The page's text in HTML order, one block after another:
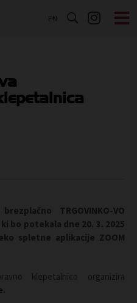
EN
TRGOVINKO-VO
ki bo potekala dne 20. 3. 2025
spletne aplikacije ZOOM
klepetalnico organizira